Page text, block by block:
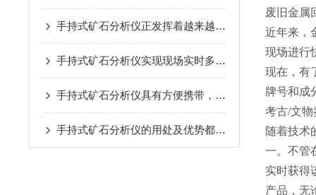
手持式矿石分析仪正发挥着越来越重要的作用
手持式矿石分析仪实现现场实时多重样式
手持式矿石分析仪具有方便携带，准确度高的特点
手持式矿石分析仪的用处及优势都在这里
废旧金属
近年来，
现场进行
现在，有
牌号和成
考古/文物
随着技术
一。不管
实时获得
产品，无